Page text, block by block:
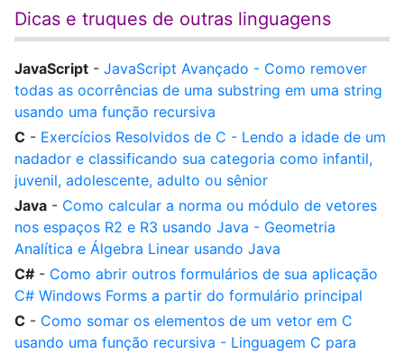
Dicas e truques de outras linguagens
JavaScript - JavaScript Avançado - Como remover
todas as ocorrências de uma substring em uma string
usando uma função recursiva
C - Exercícios Resolvidos de C - Lendo a idade de um
nadador e classificando sua categoria como infantil,
juvenil, adolescente, adulto ou sênior
Java - Como calcular a norma ou módulo de vetores
nos espaços R2 e R3 usando Java - Geometria
Analítica e Álgebra Linear usando Java
C# - Como abrir outros formulários de sua aplicação
C# Windows Forms a partir do formulário principal
C - Como somar os elementos de um vetor em C
usando uma função recursiva - Linguagem C para